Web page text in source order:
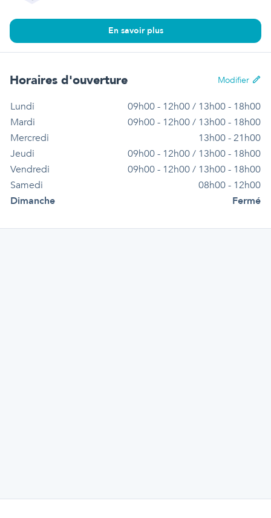
En savoir plus
Horaires d'ouverture Modifier
Lundi
09h00 - 12h00 / 13h00 - 18h00
Mardi
09h00 - 12h00 / 13h00 - 18h00
Mercredi
13h00 - 21h00
Jeudi
09h00 - 12h00 / 13h00 - 18h00
Vendredi
09h00 - 12h00 / 13h00 - 18h00
Samedi
08h00 - 12h00
Dimanche
Fermé